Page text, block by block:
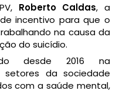
Roberto Caldas, a
incentivo para que o
na causa da
do suicídio.
desde 2016 na
da sociedade
com a saúde mental,